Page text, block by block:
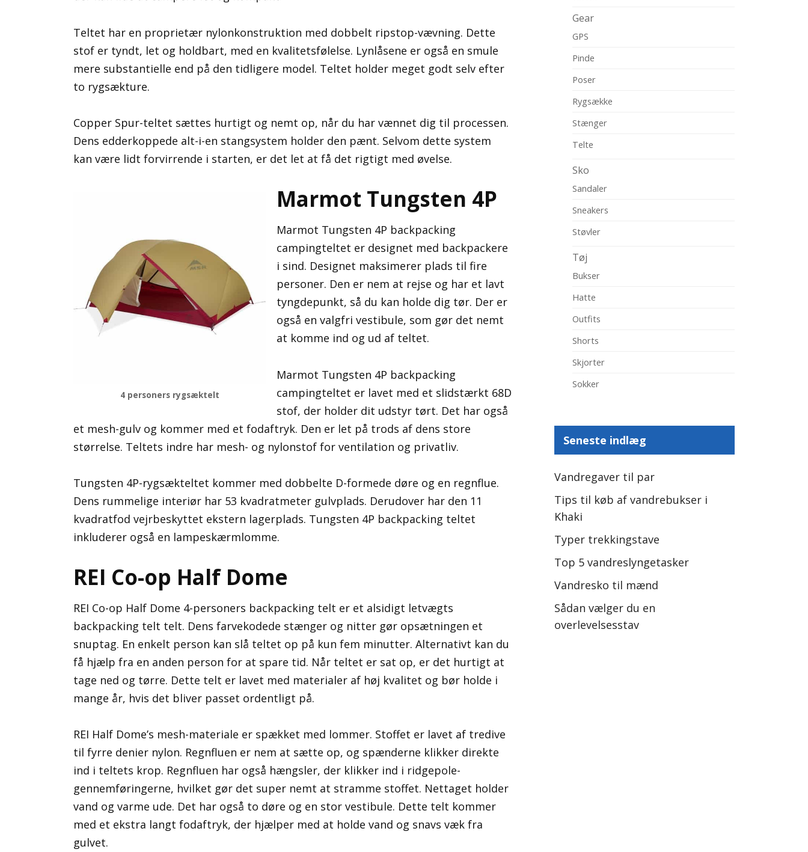
Teltet har en proprietær nylonkonstruktion med dobbelt ripstop-vævning. Dette
stof er tyndt, let og holdbart, med en kvalitetsfølelse. Lynlåsene er også en smule
mere substantielle end på den tidligere model. Teltet holder meget godt selv efter
to rygsækture.
Copper Spur-teltet sættes hurtigt og nemt op, når du har vænnet dig til processen.
Dens edderkoppede alt-i-en stangsystem holder den pænt. Selvom dette system
kan være lidt forvirrende i starten, er det let at få det rigtigt med øvelse.
4 personers rygsæktelt
Marmot Tungsten 4P
Marmot Tungsten 4P backpacking
campingteltet er designet med backpackere
i sind. Designet maksimerer plads til fire
personer. Den er nem at rejse og har et lavt
tyngdepunkt, så du kan holde dig tør. Der er
også en valgfri vestibule, som gør det nemt
at komme ind og ud af teltet.
Marmot Tungsten 4P backpacking
campingteltet er lavet med et slidstærkt 68D
stof, der holder dit udstyr tørt. Det har også
et mesh-gulv og kommer med et fodaftryk. Den er let på trods af dens store
størrelse. Teltets indre har mesh- og nylonstof for ventilation og privatliv.
Tungsten 4P-rygsækteltet kommer med dobbelte D-formede døre og en regnflue.
Dens rummelige interiør har 53 kvadratmeter gulvplads. Derudover har den 11
kvadratfod vejrbeskyttet ekstern lagerplads. Tungsten 4P backpacking teltet
inkluderer også en lampeskærmlomme.
REI Co-op Half Dome
REI Co-op Half Dome 4-personers backpacking telt er et alsidigt letvægts
backpacking telt telt. Dens farvekodede stænger og nitter gør opsætningen et
snuptag. En enkelt person kan slå teltet op på kun fem minutter. Alternativt kan du
få hjælp fra en anden person for at spare tid. Når teltet er sat op, er det hurtigt at
tage ned og tørre. Dette telt er lavet med materialer af høj kvalitet og bør holde i
mange år, hvis det bliver passet ordentligt på.
REI Half Dome’s mesh-materiale er spækket med lommer. Stoffet er lavet af tredive
til fyrre denier nylon. Regnfluen er nem at sætte op, og spænderne klikker direkte
ind i teltets krop. Regnfluen har også hængsler, der klikker ind i ridgepole-
gennemføringerne, hvilket gør det super nemt at stramme stoffet. Nettaget holder
vand og varme ude. Det har også to døre og en stor vestibule. Dette telt kommer
med et ekstra langt fodaftryk, der hjælper med at holde vand og snavs væk fra
gulvet.
Gear
GPS
Pinde
Poser
Rygsække
Stænger
Telte
Sko
Sandaler
Sneakers
Støvler
Tøj
Bukser
Hatte
Outfits
Shorts
Skjorter
Sokker
Seneste indlæg
Vandregaver til par
Tips til køb af vandrebukser i
Khaki
Typer trekkingstave
Top 5 vandreslyngetasker
Vandresko til mænd
Sådan vælger du en
overlevelsesstav